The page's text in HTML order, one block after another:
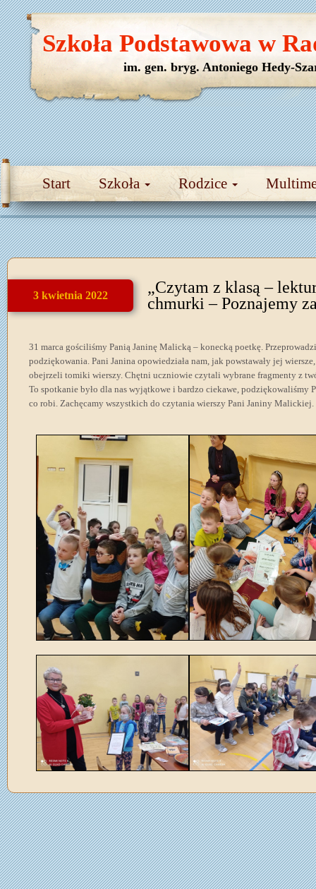
Start Szkoła Rodzice
Szkoła Podstawowa w
im. gen. bryg. Antoniego Hedy-
3 kwietnia 2022
„Czytam z klasą –
chmurki – Poznajemy
31 marca gościliśmy Panią Janinę Malicką – konecką poetkę.
podziękowania. Pani Janina opowiedziała nam, jak powstawały jej
obejrzeli tomiki wierszy. Chętni uczniowie czytali wybrane fragmenty z
To spotkanie było dla nas wyjątkowe i bardzo ciekawe, podziękowaliśmy
co robi. Zachęcamy wszystkich do czytania wierszy Pani Janiny Malickiej.